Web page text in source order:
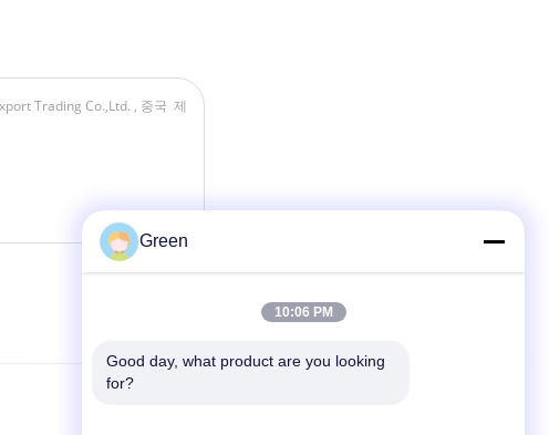
Green
10:06 PM
Good day, what product are you looking
for?